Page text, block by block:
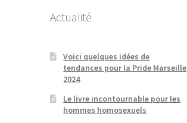
Actualité
Voici quelques idées de
tendances pour la Pride Marseille
2024
Le livre incontournable pour les
hommes homosexuels